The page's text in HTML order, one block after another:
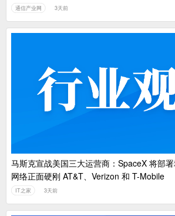
通信产业网 3天前
马斯克宣战美国三大运营商：SpaceX 将部
网络正面硬刚 AT&T、Verizon 和 T-Mobile
IT之家 3天前